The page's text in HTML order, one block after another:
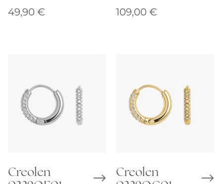
49,90 € 109,00 €
Creolen
Creolen